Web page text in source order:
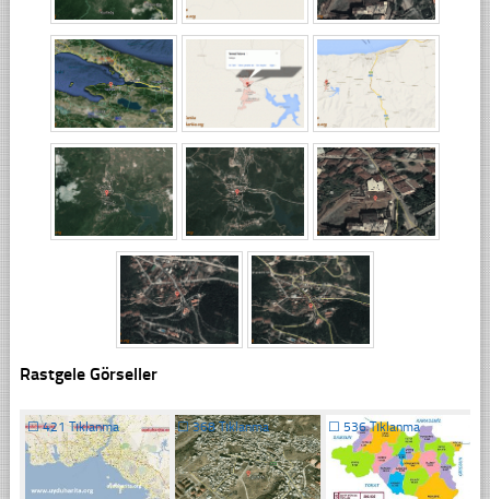
Rastgele Görseller
☐421 Tıklanma ☐368 Tıklanma ☐ 536 Tıklanma